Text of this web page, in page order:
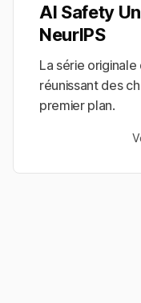
AI Safety
NeurIPS
La série originale
réunissant des
premier plan.